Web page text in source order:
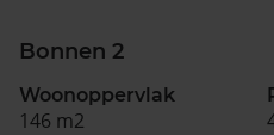
Bonnen 2
Woonoppervlak
146 m2